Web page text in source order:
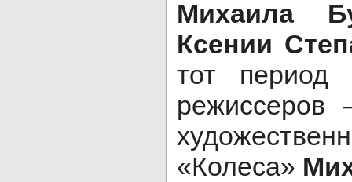
Михаила
Ксении
тот
режиссеров
«Колеса»